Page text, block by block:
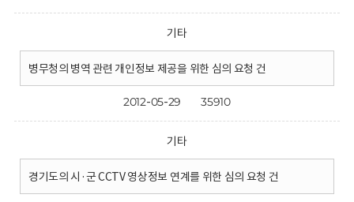
기타
병무청의 병역 관련 개인정보 제공을 위한 심의 요청 건
2012-05-29 35910
기타
경기도의 시·군 CCTV 영상정보 연계를 위한 심의 요청 건